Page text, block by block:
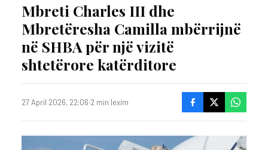
Mbreti Charles III dhe
Mbretëresha Camilla mbërrijnë
në SHBA për një vizitë
shtetërore katërditore
27 April 2026, 22:06·2 min lexim